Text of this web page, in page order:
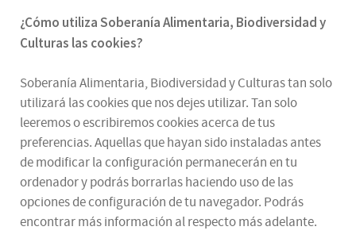
¿Cómo utilizaSoberanía Alimentaria, Biodiversidad y
Culturas las cookies?
Soberanía Alimentaria, Biodiversidad y Culturas tan solo
utilizará las cookies que nos dejes utilizar. Tan solo
leeremos o escribiremos cookies acerca de tus
preferencias. Aquellas que hayan sido instaladas antes
de modificar la configuración permanecerán en tu
ordenador y podrás borrarlas haciendo uso de las
opciones de configuración de tu navegador. Podrás
encontrar más información al respecto más adelante.